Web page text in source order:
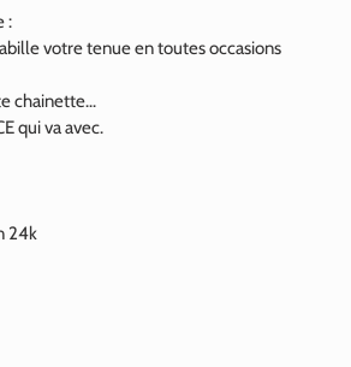
:
votre tenue en toutes occasions
chainette...
qui va avec.
24k